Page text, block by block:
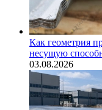
Как геометрия
несущую
03.08.2026